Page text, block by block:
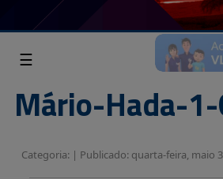
☰
Mário-Hada-
Categoria: | Publicado: quarta-feira, maio